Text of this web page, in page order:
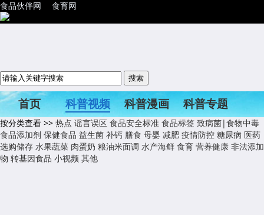
食品伙伴网 食育网
首页 科普视频 科普漫画
科普专题
科普活动
按分类查看 >> 热点 谣言误区 食品安全标准 食品标签 致病菌|食物中毒
食品添加剂 保健食品 益生菌 补钙 膳食 母婴 减肥 疫情防控 糖尿病 医药
选购储存 水果蔬菜 肉蛋奶 粮油米面调 水产海鲜 食育 营养健康 非法添加
物 转基因食品 小视频 其他